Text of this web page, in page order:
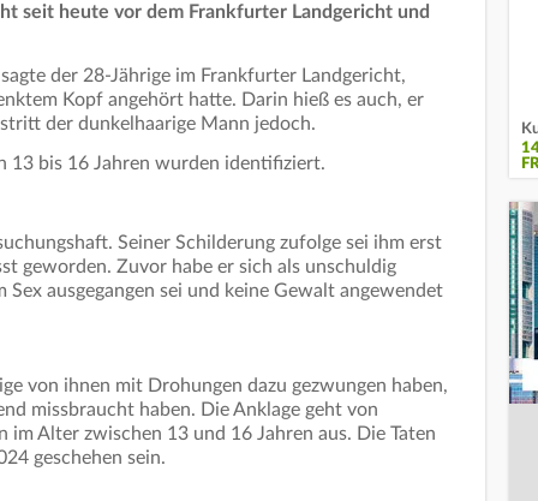
seit heute vor dem Frankfurter Landgericht und
der 28-Jährige im Frankfurter Landgericht,
Kopf angehört hatte. Darin hieß es auch, er
der dunkelhaarige Mann jedoch.
13 bis 16 Jahren wurden identifiziert.
Seiner Schilderung zufolge sei ihm erst
geworden. Zuvor habe er sich als unschuldig
Sex ausgegangen sei und keine Gewalt angewendet
von ihnen mit Drohungen dazu gezwungen haben,
missbraucht haben. Die Anklage geht von
Alter zwischen 13 und 16 Jahren aus. Die Taten
geschehen sein.